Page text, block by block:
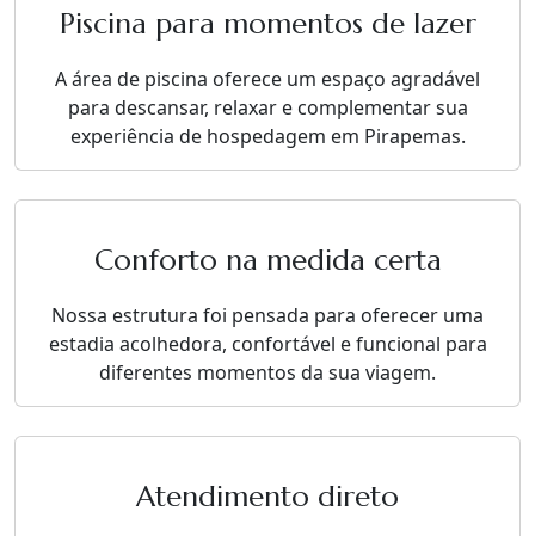
Piscina para momentos de lazer
A área de piscina oferece um espaço agradável
para descansar, relaxar e complementar sua
experiência de hospedagem em Pirapemas.
Conforto na medida certa
Nossa estrutura foi pensada para oferecer uma
estadia acolhedora, confortável e funcional para
diferentes momentos da sua viagem.
Atendimento direto